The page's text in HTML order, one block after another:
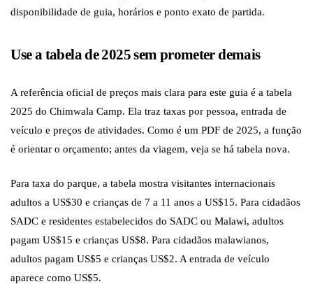
disponibilidade de guia, horários e ponto exato de partida.
Use a tabela de 2025 sem prometer demais
A referência oficial de preços mais clara para este guia é a tabela
2025 do Chimwala Camp. Ela traz taxas por pessoa, entrada de
veículo e preços de atividades. Como é um PDF de 2025, a função
é orientar o orçamento; antes da viagem, veja se há tabela nova.
Para taxa do parque, a tabela mostra visitantes internacionais
adultos a US$30 e crianças de 7 a 11 anos a US$15. Para cidadãos
SADC e residentes estabelecidos do SADC ou Malawi, adultos
pagam US$15 e crianças US$8. Para cidadãos malawianos,
adultos pagam US$5 e crianças US$2. A entrada de veículo
aparece como US$5.